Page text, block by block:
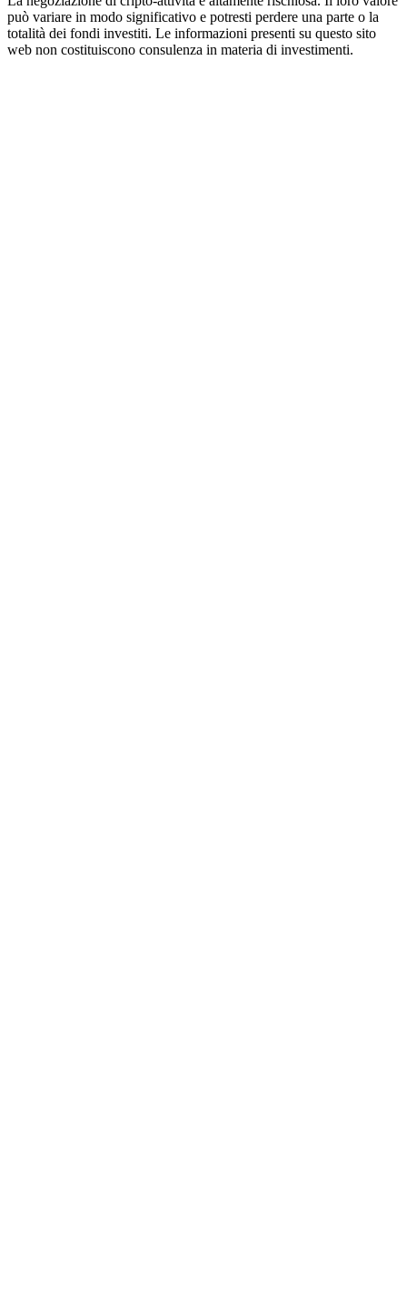
può variare in modo significativo e potresti perdere una parte o la
totalità dei fondi investiti. Le informazioni presenti su questo sito
web non costituiscono consulenza in materia di investimenti.